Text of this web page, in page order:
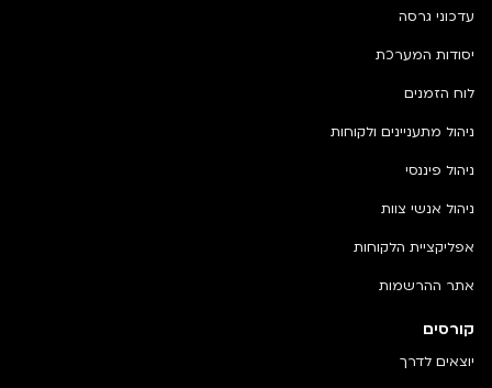
קורסים
יוצאים לדרך
עדכוני גרסה
יסודות המערכת
לוח הזמנים
ניהול מתעניינים ולקוחות
ניהול פיננסי
ניהול אנשי צוות
אפליקציית הלקוחות
אתר ההרשמות